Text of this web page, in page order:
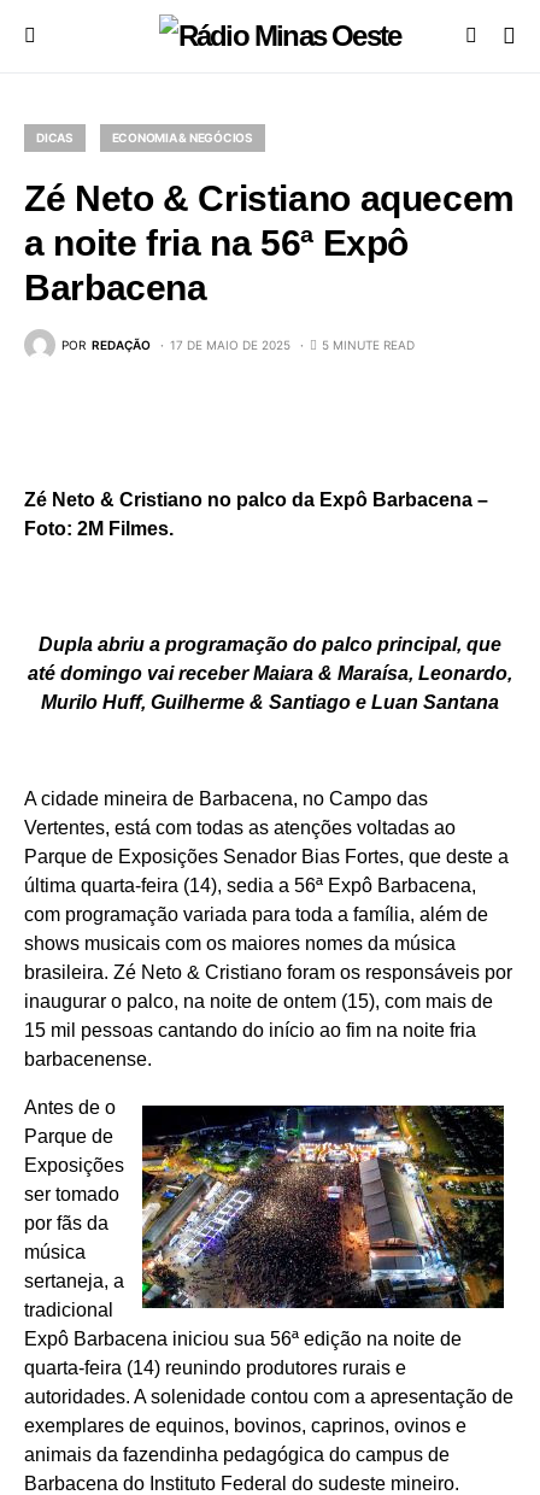
DICAS ECONOMIA & NEGÓCIOS
Zé Neto & Cristiano aquecem
a noite fria na 56ª Expô
Barbacena
POR REDAÇÃO 17 DE MAIO DE 2025 5 MINUTE READ
Zé Neto & Cristiano no palco da Expô Barbacena –
Foto: 2M Filmes.
Dupla abriu a programação do palco principal, que
até domingo vai receber Maiara & Maraísa, Leonardo,
Murilo Huff, Guilherme & Santiago e Luan Santana
A cidade mineira de Barbacena, no Campo das
Vertentes, está com todas as atenções voltadas ao
Parque de Exposições Senador Bias Fortes, que deste a
última quarta-feira (14), sedia a 56ª Expô Barbacena,
com programação variada para toda a família, além de
shows musicais com os maiores nomes da música
brasileira. Zé Neto & Cristiano foram os responsáveis por
inaugurar o palco, na noite de ontem (15), com mais de
15 mil pessoas cantando do início ao fim na noite fria
barbacenense.
Antes de o
Parque de
Exposições
ser tomado
por fãs da
música
sertaneja, a
tradicional
Expô Barbacena iniciou sua 56ª edição na noite de
quarta-feira (14) reunindo produtores rurais e
autoridades. A solenidade contou com a apresentação de
exemplares de equinos, bovinos, caprinos, ovinos e
animais da fazendinha pedagógica do campus de
Barbacena do Instituto Federal do sudeste mineiro.